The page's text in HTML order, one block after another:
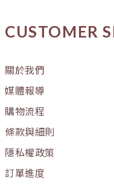
CUSTOMER
關於我們
媒體報導
購物流程
條款與細則
隱私權政策
訂單進度